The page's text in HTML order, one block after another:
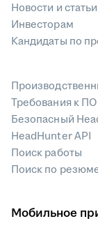
Новости и статьи
Инвесторам
Кандидаты по
Требования к ПО
Безопасный
HeadHunter API
Поиск работы
Поиск по
Мобильное